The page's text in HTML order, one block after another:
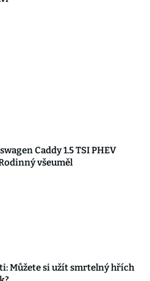
Caddy 1.5 TSI PHEV
všeuměl
Můžete si užít smrtelný hřích